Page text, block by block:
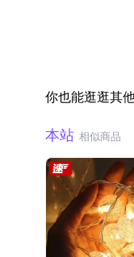
你也能逛逛其
本站 相似商品